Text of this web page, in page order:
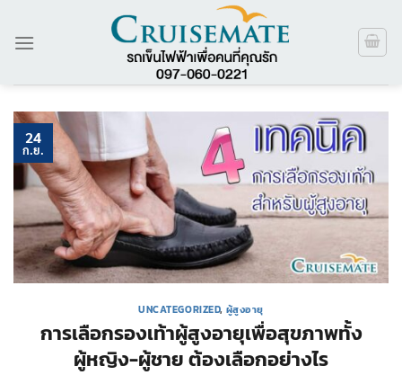
24
ก.ย.
UNCATEGORIZED, ผู้สูงอายุ
การเลือกรองเท้าผู้สูงอายุเพื่อสุขภาพทั้ง
ผู้หญิง-ผู้ชาย ต้องเลือกอย่างไร